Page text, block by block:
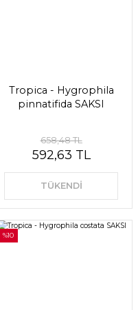
Tropica - Hygrophila
pinnatifida SAKSI
658,48 TL
592,63 TL
TÜKENDİ
%10